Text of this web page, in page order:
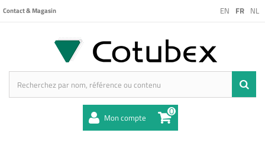
EN FR NL
Contact & Magasin
Mon compte 0